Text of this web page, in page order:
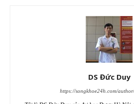
DS Đức Duy
https://songkhoe24h.com/